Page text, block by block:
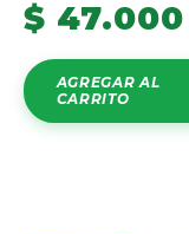
$ 47.000
AGREGAR AL
CARRITO